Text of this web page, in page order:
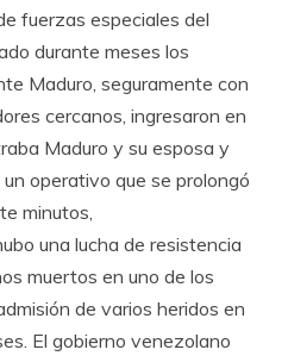
fuerzas especiales del
durante meses los
Maduro, seguramente con
cercanos, ingresaron en
Maduro y su esposa y
operativo que se prolongó
minutos,
una lucha de resistencia
muertos en uno de los
de varios heridos en
El gobierno venezolano